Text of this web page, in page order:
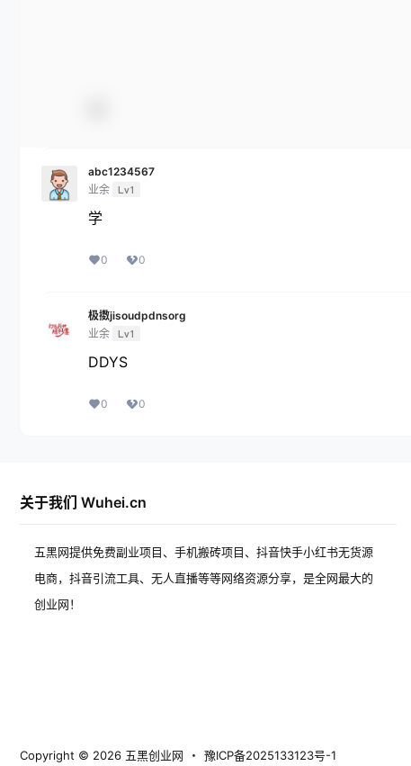
abc1234567
业余 Lv1
学
0 0
极擞jisoudpdnsorg
业余 Lv1
DDYS
0 0
关于我们 Wuhei.cn
五黑网提供免费副业项目、手机搬砖项目、抖音快手小红书无货源
电商，抖音引流工具、无人直播等等网络资源分享，是全网最大的
创业网！
Copyright © 2026 五黑创业网 ・ 豫ICP备2025133123号-1